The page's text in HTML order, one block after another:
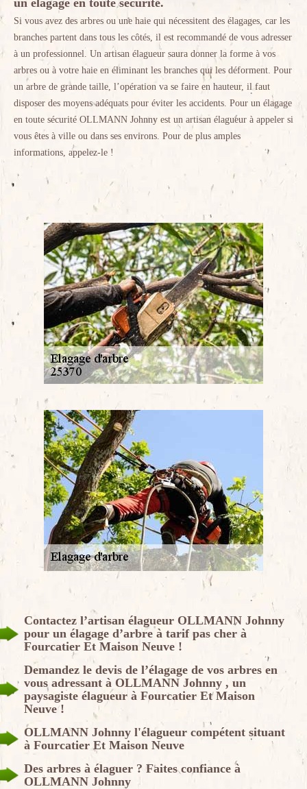
un élagage en toute sécurité.
Si vous avez des arbres ou une haie qui nécessitent des élagages, car les
branches partent dans tous les côtés, il est recommandé de vous adresser
à un professionnel. Un artisan élagueur saura donner la forme à vos
arbres ou à votre haie en éliminant les branches qui les déforment. Pour
un arbre de grande taille, l’opération va se faire en hauteur, il faut
disposer des moyens adéquats pour éviter les accidents. Pour un élagage
en toute sécurité OLLMANN Johnny est un artisan élagueur à appeler si
vous êtes à ville ou dans ses environs. Pour de plus amples
informations, appelez-le !
Contactez l’artisan élagueur OLLMANN Johnny
pour un élagage d’arbre à tarif pas cher à
Fourcatier Et Maison Neuve !
Demandez le devis de l’élagage de vos arbres en
vous adressant à OLLMANN Johnny , un
paysagiste élagueur à Fourcatier Et Maison
Neuve !
OLLMANN Johnny l'élagueur compétent situant
à Fourcatier Et Maison Neuve
Des arbres à élaguer ? Faites confiance à
OLLMANN Johnny